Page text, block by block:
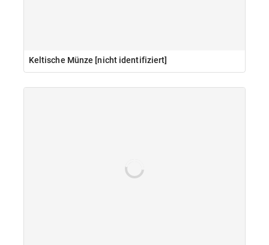
Keltische Münze [nicht identifiziert]